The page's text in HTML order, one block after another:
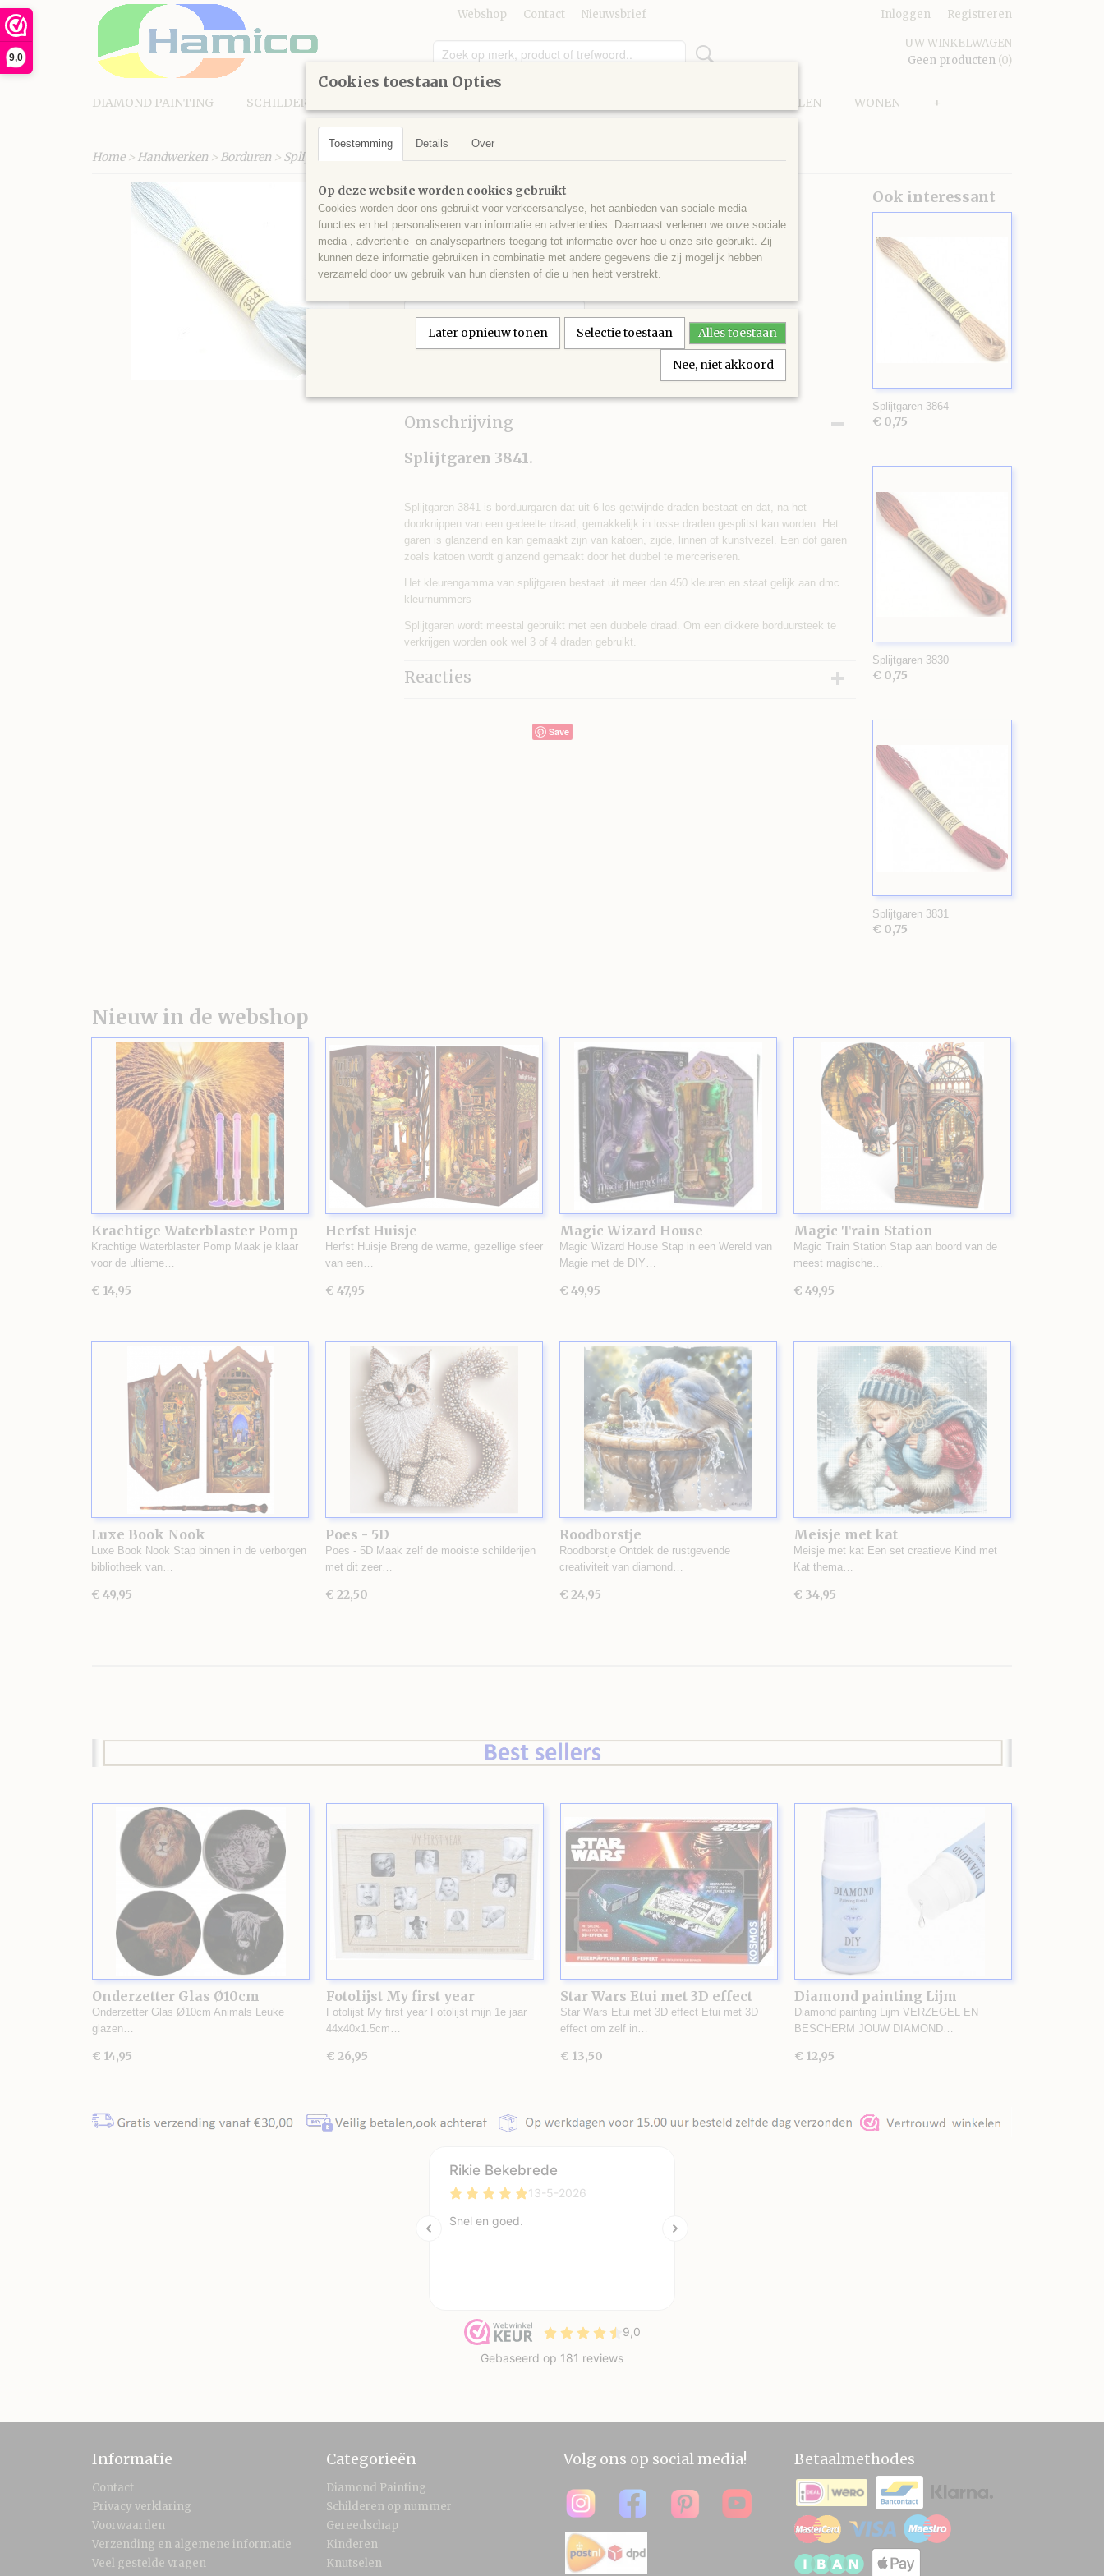
9,0
Webshop Contact Nieuwsbrief Inloggen Registreren
UW WINKELWAGEN
Geen producten (0)
DIAMOND PAINTING SCHILDEREN OP NUMMER PUZZELEN WONEN +
Home> Handwerken > Borduren > Splijtgaren Kleuren vanaf 3800>Splijtgaren 3841
Splijtgaren 3841
€ 0,75 (inclusief btw 21%)
✓Op voorraad
Omschrijving
Splijtgaren 3841.
Splijtgaren 3841 is borduurgaren dat uit 6 los getwijnde draden bestaat en dat, na het
doorknippen van een gedeelte draad, gemakkelijk in losse draden gesplitst kan worden. Het
garen is glanzend en kan gemaakt zijn van katoen, zijde, linnen of kunstvezel. Een dof garen
zoals katoen wordt glanzend gemaakt door het dubbel te merceriseren.
Het kleurengamma van splijtgaren bestaat uit meer dan 450 kleuren en staat gelijk aan dmc
kleurnummers
Splijtgaren wordt meestal gebruikt met een dubbele draad. Om een dikkere borduursteek te
verkrijgen worden ook wel 3 of 4 draden gebruikt.
Reacties
Save
Ook interessant
Splijtgaren 3864
€ 0,75
Splijtgaren 3830
€ 0,75
Splijtgaren 3831
€ 0,75
Nieuw in de webshop
Krachtige Waterblaster Pomp
Krachtige Waterblaster Pomp Maak je klaar
voor de ultieme…
€ 14,95
Herfst Huisje
Herfst Huisje Breng de warme, gezellige sfeer
van een…
€ 47,95
Magic Wizard House
Magic Wizard House Stap in een Wereld van
Magie met de DIY…
€ 49,95
Magic Train Station
Magic Train Station Stap aan boord van de
meest magische…
€ 49,95
Luxe Book Nook
Luxe Book Nook Stap binnen in de verborgen
bibliotheek van…
€ 49,95
Poes - 5D
Poes - 5D Maak zelf de mooiste schilderijen
met dit zeer…
€ 22,50
Roodborstje
Roodborstje Ontdek de rustgevende
creativiteit van diamond…
€ 24,95
Meisje met kat
Meisje met kat Een set creatieve Kind met
Kat thema…
€ 34,95
Onderzetter Glas Ø10cm
Animals
Onderzetter Glas Ø10cm Animals Leuke
glazen…
€ 14,95
Fotolijst My first year
Fotolijst My first year Fotolijst mijn 1e jaar
44x40x1.5cm…
€ 26,95
Star Wars Etui met 3D effect
Star Wars Etui met 3D effect Etui met 3D
effect om zelf in…
€ 13,50
Diamond painting Lijm
Diamond painting Lijm VERZEGEL EN
BESCHERM JOUW DIAMOND…
€ 12,95
Informatie
Contact
Privacy verklaring
Voorwaarden
Verzending en algemene informatie
Veel gestelde vragen
Categorieën
Diamond Painting
Schilderen op nummer
Gereedschap
Kinderen
Knutselen
Volg ons op social media! Betaalmethodes
Cookies toestaan Opties
Toestemming Details Over
Op deze website worden cookies gebruikt
Cookies worden door ons gebruikt voor verkeersanalyse, het aanbieden van sociale media-
functies en het personaliseren van informatie en advertenties. Daarnaast verlenen we onze sociale
media-, advertentie- en analysepartners toegang tot informatie over hoe u onze site gebruikt. Zij
kunnen deze informatie gebruiken in combinatie met andere gegevens die zij mogelijk hebben
verzameld door uw gebruik van hun diensten of die u hen hebt verstrekt.
Later opnieuw tonen Selectie toestaan Alles toestaan
Nee, niet akkoord